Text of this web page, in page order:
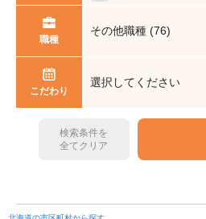
職種
その他職種 (76)
こだわり
選択してください
検索条件を
全てクリア